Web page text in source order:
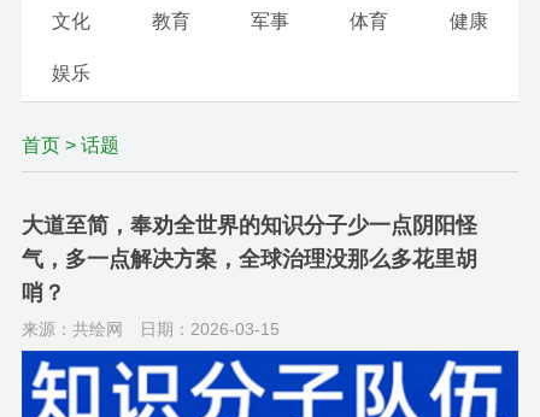
文化 教育 军事 体育 健康
娱乐
首页> 话题
大道至简，奉劝全世界的知识分子少一点阴阳怪
气，多一点解决方案，全球治理没那么多花里胡
哨？
来源：共绘网 日期：2026-03-15